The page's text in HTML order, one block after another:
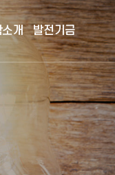
소개 발전기금